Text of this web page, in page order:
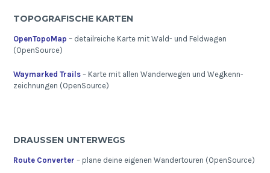
TOPOGRAFISCHE KARTEN
OpenTopoMap – detailreiche Karte mit Wald- und Feldwegen
(OpenSource)
Waymarked Trails – Karte mit allen Wanderwegen und Wegkenn-
zeichnungen (OpenSource)
DRAUSSEN UNTERWEGS
Route Converter – plane deine eigenen Wandertouren (OpenSource)